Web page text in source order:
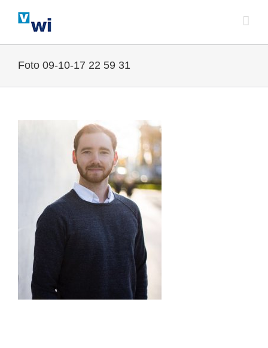
Foto 09-10-17 22 59 31